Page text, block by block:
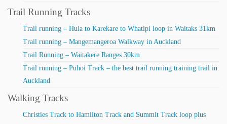
Trail Running Tracks
Trail running – Huia to Karekare to Whatipi loop in Waitaks 31km
Trail running – Mangemangeroa Walkway in Auckland
Trail Running – Waitakere Ranges 30km
Trail running – Puhoi Track – the best trail running training trail in
Auckland
Walking Tracks
Christies Track to Hamilton Track and Summit Track loop plus